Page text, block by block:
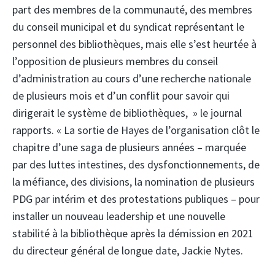
part des membres de la communauté, des membres
du conseil municipal et du syndicat représentant le
personnel des bibliothèques, mais elle s’est heurtée à
l’opposition de plusieurs membres du conseil
d’administration au cours d’une recherche nationale
de plusieurs mois et d’un conflit pour savoir qui
dirigerait le système de bibliothèques, » le journal
rapports. « La sortie de Hayes de l’organisation clôt le
chapitre d’une saga de plusieurs années – marquée
par des luttes intestines, des dysfonctionnements, de
la méfiance, des divisions, la nomination de plusieurs
PDG par intérim et des protestations publiques – pour
installer un nouveau leadership et une nouvelle
stabilité à la bibliothèque après la démission en 2021
du directeur général de longue date, Jackie Nytes.